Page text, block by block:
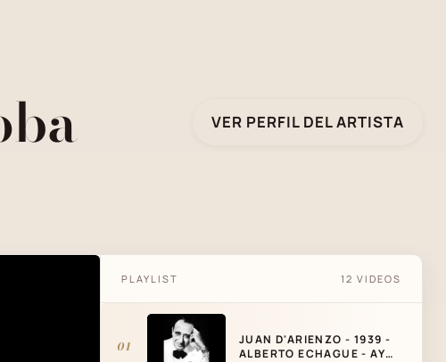
VER PERFIL DEL ARTISTA
PLAYLIST 12 VIDEOS
01
JUAN D'ARIENZO - 1939 -
ALBERTO ECHAGUE - AY